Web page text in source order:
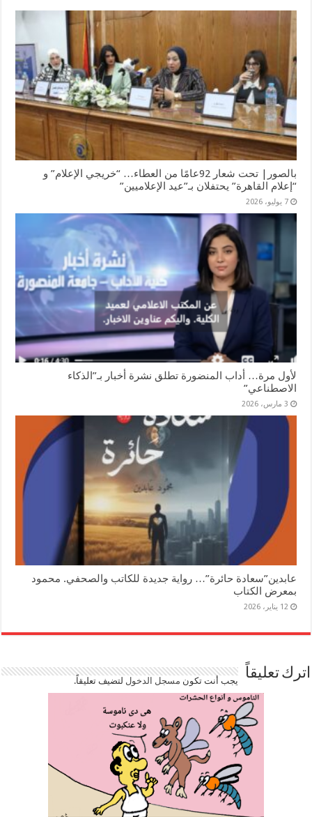
بالصور| تحت شعار 92عامًا من العطاء… “خريجي الإعلام” و
“إعلام القاهرة” يحتفلان بـ”عيد الإعلاميين”
7 يوليو، 2026
لأول مرة… أداب المنضورة تطلق نشرة أخبار بـ”الذكاء
الاصطناعي”
3 مارس، 2026
عابدين”سعادة حائرة”… رواية جديدة للكاتب والصحفي. محمود
بمعرض الكتاب
12 يناير، 2026
اترك تعليقاً يجب أنت تكون مسجل الدخوللتضيف تعليقاً.